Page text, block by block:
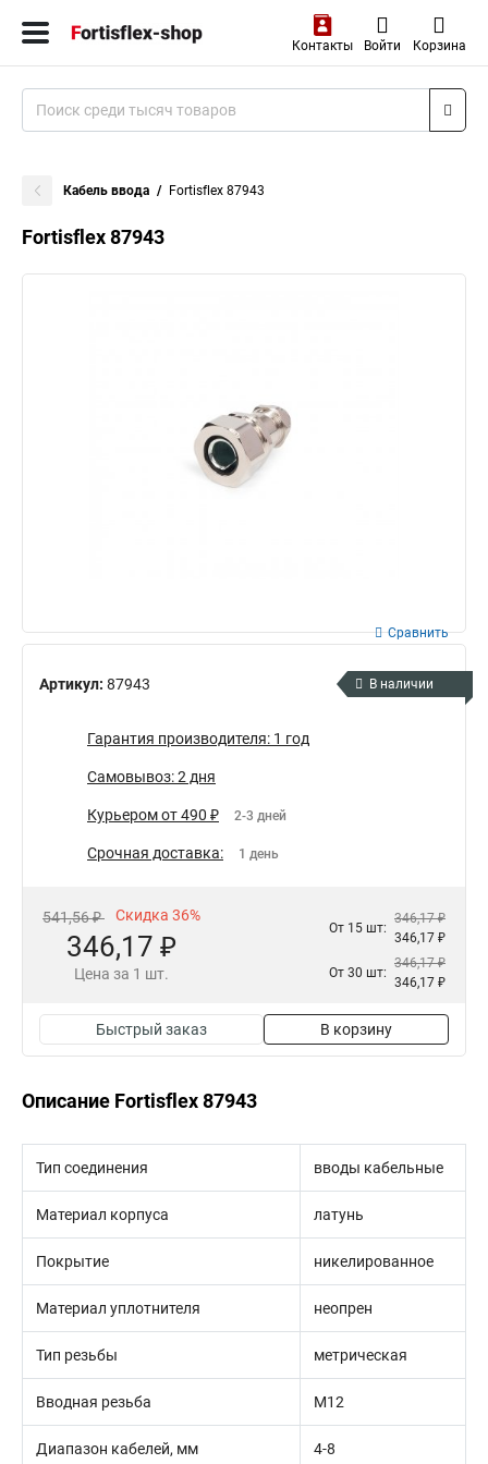
Контакты Войти Корзина
Кабель ввода Fortisflex 87943
Fortisflex 87943
Артикул: 87943
Сравнить
В наличии
Гарантия производителя: 1 год
Самовывоз: 2 дня
Курьером от 490 ₽ 2-3 дней
Срочная доставка: 1 день
541,56 ₽ Скидка 36%
346,17 ₽
Цена за 1 шт.
От 15 шт:
346,17 ₽
346,17 ₽
От 30 шт:
346,17 ₽
346,17 ₽
Быстрый заказ В корзину
Описание Fortisflex 87943
Тип соединения вводы кабельные
Материал корпуса латунь
Покрытие никелированное
Материал уплотнителя неопрен
Тип резьбы метрическая
Вводная резьба M12
Диапазон кабелей, мм 4-8